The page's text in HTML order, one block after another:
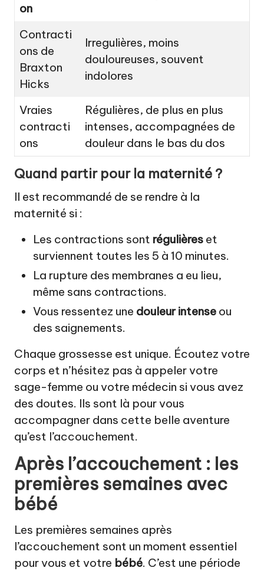
on
Contracti
ons de
Braxton
Hicks
Irregulières, moins
douloureuses, souvent
indolores
Vraies
contracti
ons
Régulières, de plus en plus
intenses, accompagnées de
douleur dans le bas du dos
Quand partir pour la maternité ?
Il est recommandé de se rendre à la
maternité si :
Les contractions sont régulières et
surviennent toutes les 5 à 10 minutes.
La rupture des membranes a eu lieu,
même sans contractions.
Vous ressentez une douleur intense ou
des saignements.
Chaque grossesse est unique. Écoutez votre
corps et n’hésitez pas à appeler votre
sage-femme ou votre médecin si vous avez
des doutes. Ils sont là pour vous
accompagner dans cette belle aventure
qu’est l’accouchement.
Après l’accouchement : les
premières semaines avec
bébé
Les premières semaines après
l’accouchement sont un moment essentiel
pour vous et votre bébé. C’est une période